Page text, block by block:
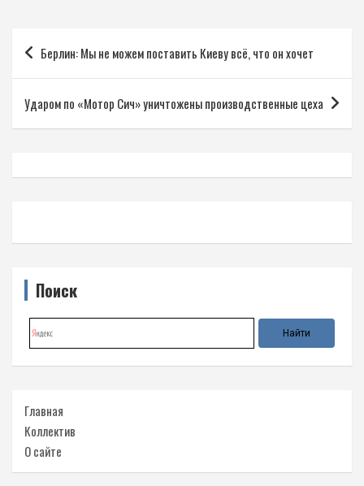
Навигация
по
записям
Берлин: Мы не можем поставить Киеву всё, что он хочет
Ударом по «Мотор Сич» уничтожены производственные цеха
Поиск
Главная
Коллектив
О сайте